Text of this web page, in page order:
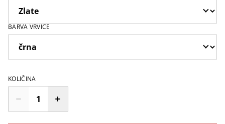
BARVA VRVICE
KOLIČINA